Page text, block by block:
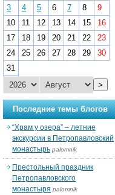
3
4 5 6 7 8
9
10
11 12 13 14 15
16
17
18 19 20 21 22
23
24
25 26 27 28 29
30
31
>
Последние темы блогов
“Храм у озера” – летние
экскурсии в Петропавловский
монастырь palomnik
Престольный праздник
Петропавловского
монастыря palomnik